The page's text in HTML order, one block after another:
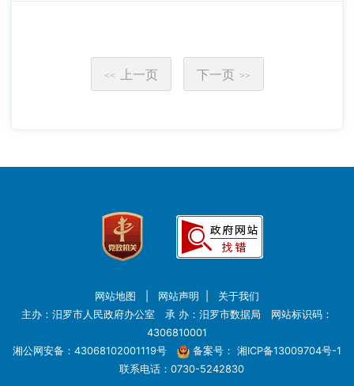
<< 上一页 下一页 >>
网站地图 网站声明
关于我们
主办：汨罗市人民政府办公室 承 办：汨罗市数据局 网站标识码：
4306810001
湘公网安备：43068102001119号
备案号： 湘ICP备13009704号-1
联系电话：0730-5242830